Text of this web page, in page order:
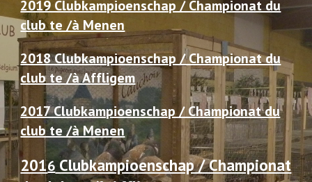
2019 Clubkampioenschap / Championat du
club te /à Menen
2018 Clubkampioenschap / Championat du
club te /à Affligem
2017 Clubkampioenschap / Championat du
club te /à Menen
2016Clubkampioenschap / Championat